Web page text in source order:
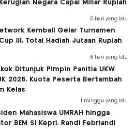
Negara Capai Miliar Rupiah
5 hari yang lalu
Kembali Gelar Turnamen
III, Total Hadiah Jutaan Rupiah
6 hari yang lalu
Ditunjuk Pimpin Panitia UKW
2026, Kuota Peserta Bertambah
Kelas
1 minggu yang lalu
Mahasiswa UMRAH hingga
BEM SI Kepri, Randi Febriandi